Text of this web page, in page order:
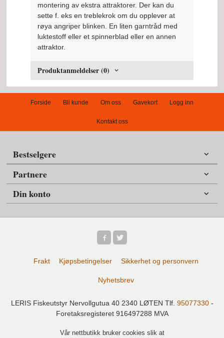
montering av ekstra attraktorer. Der kan du
sette f. eks en treblekrok om du opplever at
røya angriper blinken. En liten garntråd med
luktestoff eller et spinnerblad eller en annen
attraktor.
Produktanmeldelser (0)
Forside Bli kunde Om oss Gavekort Logg inn
Kontakt oss
Bestselgere
Partnere
Din konto
Frakt Kjøpsbetingelser Sikkerhet og personvern
Nyhetsbrev
LERIS Fiskeutstyr Nervollgutua 40 2340 LØTEN Tlf. 95077330-
Foretaksregisteret 916497288 MVA
Vår nettbutikk bruker cookies slik at